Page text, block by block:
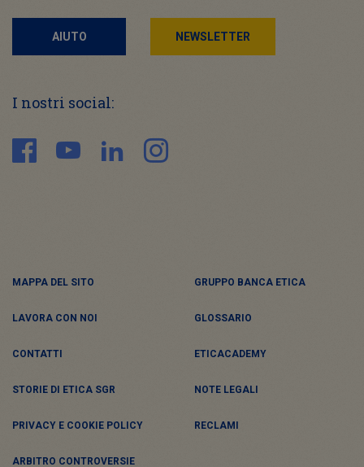
AIUTO NEWSLETTER
I nostri social:
MAPPA DEL SITO GRUPPO BANCA ETICA
LAVORA CON NOI GLOSSARIO
CONTATTI ETICACADEMY
STORIE DI ETICA SGR NOTE LEGALI
PRIVACY E COOKIE POLICY RECLAMI
ARBITRO CONTROVERSIE